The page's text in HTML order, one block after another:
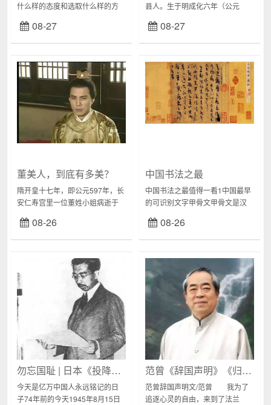
什么样的态度和选取什么样的方
同，各有各的途径和经验，所以
无须强求统一。只有"得法"，...
08-27
县人。生于明成化六年（公元
1559），寿90虚岁。他是伟大的
文天祥后裔。他是继沈周之后的
08-27
董美人，到底有多美？
隋开皇十七年，即公元597年，长
安仁寿宫里一位董姓小姐病逝于
为香消玉碎的爱妾题写了一篇情
怀真挚的墓志，并用工整的小楷
08-26
中国书法之最
中国书法之最值得一看1中国最早
的可识别文字甲骨文甲骨文是汉
符号，下启青铜铭文，是汉字发
展的关键形态，被称为“最早的汉
08-26
勿忘国耻 | 日本《投降书》不得不看！
今天是亿万中国人永远铭记的日
子74年前的今天1945年8月15日
范曾《辞国声明》《归国声明》始末及罕见墨迹
范曾辞国声明文/范曾 我为了
追逐心灵的自由，来到了法兰